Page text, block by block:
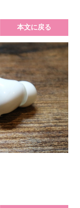
本文に戻る